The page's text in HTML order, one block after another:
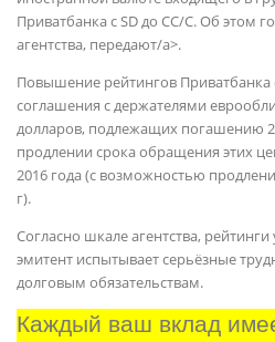
Приватбанка с SD до СС/С. Об этом
агентства, передают/a>.
Повышение рейтингов
соглашения с держателями
долларов, подлежащих погашению
продлении срока обращения этих
2016 года (с возможностью
г).
Согласно шкале агентства,
эмитент испытывает серьёзные
долговым обязательствам.
Каждый ваш вклад